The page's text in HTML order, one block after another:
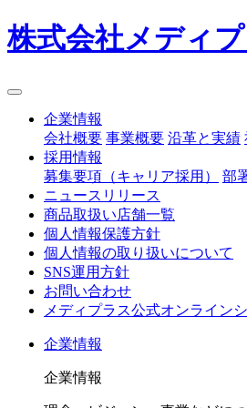
株式会社メディ
企業情報
会社概要 事業概要 沿革と実績
採用情報
募集要項（キャリア採用）
部
ニュースリリース
商品取扱い店舗一覧
個人情報保護方針
個人情報の取り扱いについて
SNS運用方針
お問い合わせ
メディプラス公式オンライン
企業情報
企業情報